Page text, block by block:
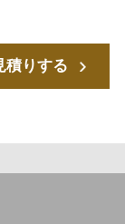
積りする